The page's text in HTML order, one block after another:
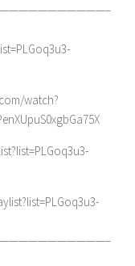
watch?